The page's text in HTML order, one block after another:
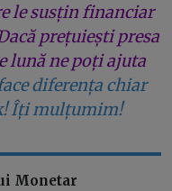
le susțin financiar
prețuiești presa
lună ne poți ajuta
diferența chiar
Îți mulțumim!
Monetar